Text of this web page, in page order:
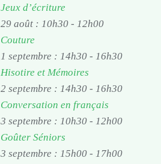
Jeux d’écriture
29 août : 10h30 - 12h00
Couture
1 septembre : 14h30 - 16h30
Hisotire et Mémoires
2 septembre : 14h30 - 16h30
Conversation en français
3 septembre : 10h30 - 12h00
Goûter Séniors
3 septembre : 15h00 - 17h00